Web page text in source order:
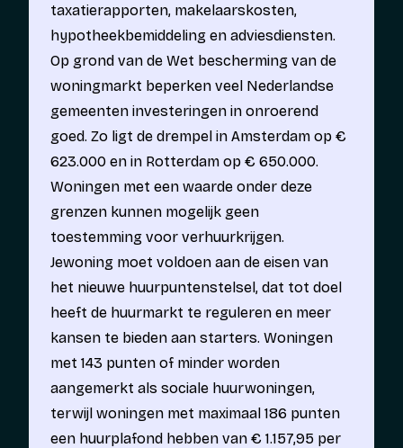
taxatierapporten, makelaarskosten,
hypotheekbemiddeling en adviesdiensten.
Op grond van de Wet bescherming van de
woningmarkt beperken veel Nederlandse
gemeenten investeringen in onroerend
goed. Zo ligt de drempel in Amsterdam op €
623.000 en in Rotterdam op € 650.000.
Woningen met een waarde onder deze
grenzen kunnen mogelijk geen
toestemming voor verhuurkrijgen.
Jewoning moet voldoen aan de eisen van
het nieuwe huurpuntenstelsel, dat tot doel
heeft de huurmarkt te reguleren en meer
kansen te bieden aan starters. Woningen
met 143 punten of minder worden
aangemerkt als sociale huurwoningen,
terwijl woningen met maximaal 186 punten
een huurplafond hebben van € 1.157,95 per